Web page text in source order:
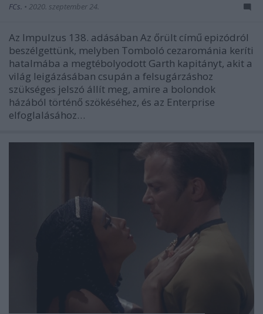
FCs. • 2020. szeptember 24.
Az Impulzus 138. adásában Az őrült című epizódról
beszélgettünk, melyben Tomboló cezarománia keríti
hatalmába a megtébolyodott Garth kapitányt, akit a
világ leigázásában csupán a felsugárzáshoz
szükséges jelszó állít meg, amire a bolondok
házából történő szökéséhez, és az Enterprise
elfoglalásához…